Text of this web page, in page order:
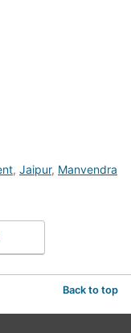
, Jaipur, Manvendra
Back to top